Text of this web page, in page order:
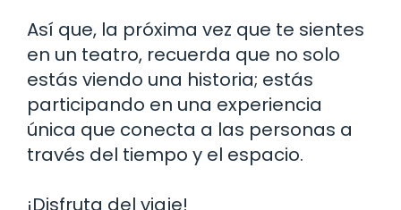
Así que, la próxima vez que te sientes
en un teatro, recuerda que no solo
estás viendo una historia; estás
participando en una experiencia
única que conecta a las personas a
través del tiempo y el espacio.
¡Disfruta del viaje!